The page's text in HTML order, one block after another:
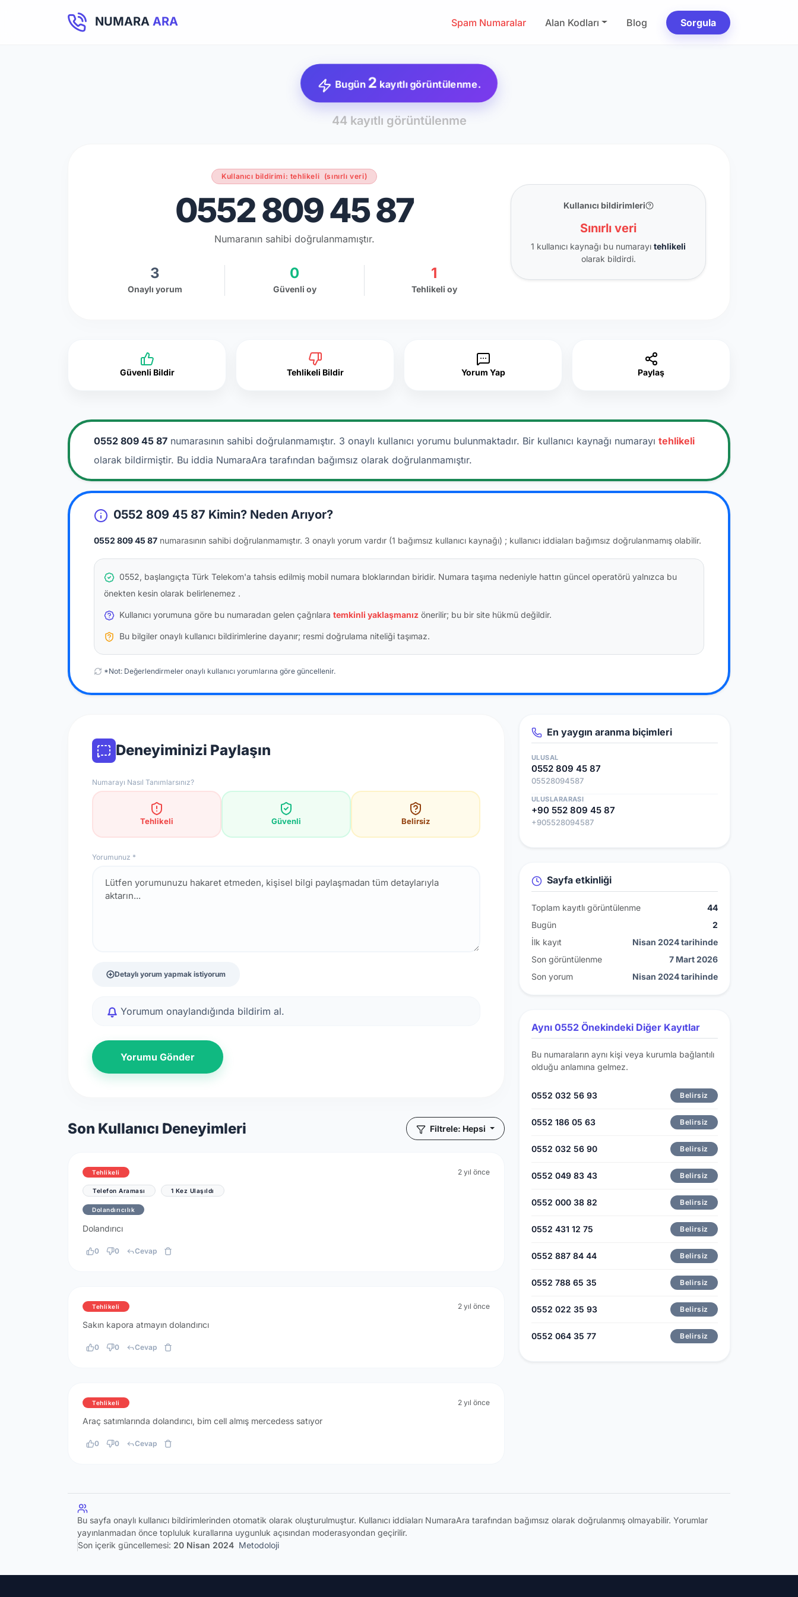
NUMARA ARA Spam Numaralar Alan Kodları Blog Sorgula
Bugün2 kayıtlı görüntülenme.
44 kayıtlı görüntülenme
Kullanıcı bildirimi: tehlikeli (sınırlı veri)
0552 809 45 87
Numaranın sahibi doğrulanmamıştır.
3
Onaylı yorum
0
Güvenli oy
1
Tehlikeli oy
Kullanıcı bildirimleri
Sınırlı veri
1 kullanıcı kaynağı bu numarayıtehlikeli
olarak bildirdi.
Güvenli Bildir Tehlikeli Bildir Yorum Yap Paylaş
0552 809 45 87 numarasının sahibi doğrulanmamıştır. 3 onaylı kullanıcı yorumu bulunmaktadır. Bir kullanıcı kaynağı numarayı tehlikeli
olarak bildirmiştir. Bu iddia NumaraAra tarafından bağımsız olarak doğrulanmamıştır.
0552 809 45 87 Kimin? Neden Arıyor?
0552 809 45 87 numarasının sahibi doğrulanmamıştır. 3 onaylı yorum vardır (1 bağımsız kullanıcı kaynağı) ; kullanıcı iddiaları bağımsız doğrulanmamış olabilir.
0552, başlangıçta Türk Telekom'a tahsis edilmiş mobil numara bloklarından biridir. Numara taşıma nedeniyle hattın güncel operatörü yalnızca bu
önekten kesin olarak belirlenemez .
Kullanıcı yorumuna göre bu numaradan gelen çağrılara temkinli yaklaşmanız önerilir; bu bir site hükmü değildir.
Bu bilgiler onaylı kullanıcı bildirimlerine dayanır; resmi doğrulama niteliği taşımaz.
*Not: Değerlendirmeler onaylı kullanıcı yorumlarına göre güncellenir.
Deneyiminizi Paylaşın
Numarayı Nasıl Tanımlarsınız?
Tehlikeli Güvenli Belirsiz
Yorumunuz *
Detaylı yorum yapmak istiyorum
Yorumum onaylandığında bildirim al.
Yorumu Gönder
Son Kullanıcı Deneyimleri Filtrele: Hepsi
Tehlikeli 2 yıl önce
Telefon Araması 1 Kez Ulaşıldı
Dolandırıcılık
Dolandırıcı
0 0 Cevap
Tehlikeli 2 yıl önce
Sakın kapora atmayın dolandırıcı
0 0 Cevap
Tehlikeli 2 yıl önce
Araç satımlarında dolandırıcı, bim cell almış mercedess satıyor
0 0 Cevap
En yaygın aranma biçimleri
ULUSAL
0552 809 45 87
05528094587
ULUSLARARASI
+90 552 809 45 87
+905528094587
Sayfa etkinliği
Toplam kayıtlı görüntülenme
44
Bugün
2
İlk kayıt
Nisan 2024 tarihinde
Son görüntülenme
7 Mart 2026
Son yorum
Nisan 2024 tarihinde
Aynı 0552 Önekindeki Diğer Kayıtlar
Bu numaraların aynı kişi veya kurumla bağlantılı
olduğu anlamına gelmez.
0552 032 56 93 Belirsiz
0552 186 05 63 Belirsiz
0552 032 56 90 Belirsiz
0552 049 83 43 Belirsiz
0552 000 38 82 Belirsiz
0552 431 12 75 Belirsiz
0552 887 84 44 Belirsiz
0552 788 65 35 Belirsiz
0552 022 35 93 Belirsiz
0552 064 35 77 Belirsiz
Bu sayfa onaylı kullanıcı bildirimlerinden otomatik olarak oluşturulmuştur. Kullanıcı iddiaları NumaraAra tarafından bağımsız olarak doğrulanmış olmayabilir. Yorumlar
yayınlanmadan önce topluluk kurallarına uygunluk açısından moderasyondan geçirilir.
Son içerik güncellemesi: 20 Nisan 2024 Metodoloji